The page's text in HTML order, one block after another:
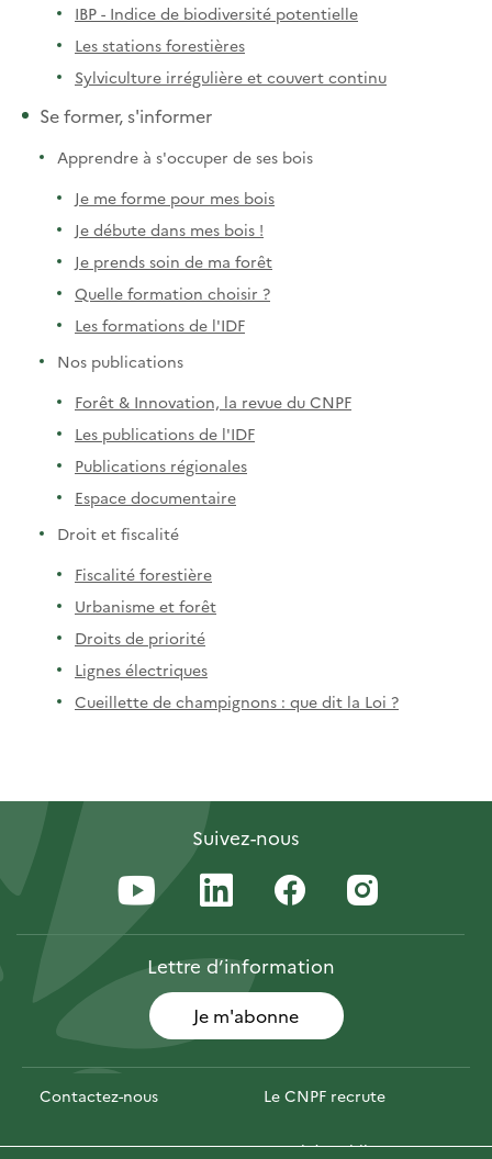
IBP - Indice de biodiversité potentielle
Les stations forestières
Sylviculture irrégulière et couvert continu
Se former, s'informer
Apprendre à s'occuper de ses bois
Je me forme pour mes bois
Je débute dans mes bois !
Je prends soin de ma forêt
Quelle formation choisir ?
Les formations de l'IDF
Nos publications
Forêt & Innovation, la revue du CNPF
Les publications de l'IDF
Publications régionales
Espace documentaire
Droit et fiscalité
Fiscalité forestière
Urbanisme et forêt
Droits de priorité
Lignes électriques
Cueillette de champignons : que dit la Loi ?
Suivez-nous
Lettred’information
Je m'abonne
Contactez-nous Le CNPF recrute
Espace presse Marchés publics